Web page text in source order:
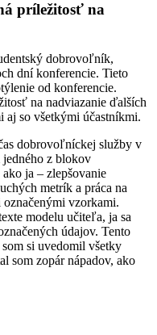
príležitosť na
dobrovoľník,
dní konferencie. Tieto
od konferencie.
na nadviazanie ďalších
so všetkými účastníkmi.
dobrovoľníckej služby v
jedného z blokov
ja – zlepšovanie
metrík a práca na
vzorkami.
modelu učiteľa, ja sa
údajov. Tento
si uvedomil všetky
som zopár nápadov, ako